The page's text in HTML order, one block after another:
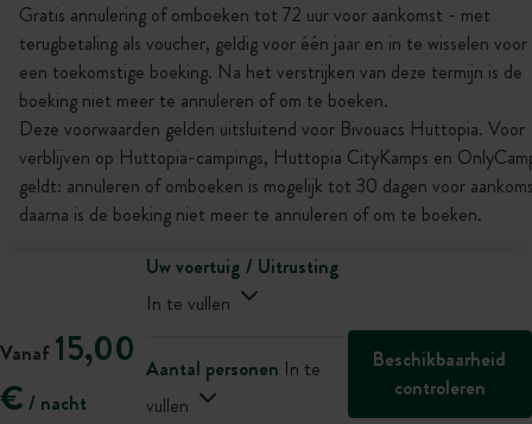
Gratis annulering of omboeken tot 72 uur voor aankomst - met
terugbetaling als voucher, geldig voor één jaar en in te wisselen voor
een toekomstige boeking. Na het verstrijken van deze termijn is de
boeking niet meer te annuleren of om te boeken.
Deze voorwaarden gelden uitsluitend voor Bivouacs Huttopia. Voor
verblijven op Huttopia-campings, Huttopia CityKamps en
geldt: annuleren of omboeken is mogelijk tot 30 dagen voor
daarna is de boeking niet meer te annuleren of om te boeken.
Vanaf 15,00
€ / nacht
Uw voertuig / Uitrusting
In te vullen
Aantal personen In te
vullen
Beschikbaarheid
controleren